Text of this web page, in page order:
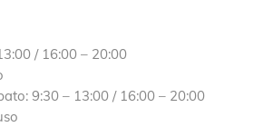
/ 16:00 – 20:00
9:30 – 13:00 / 16:00 – 20:00